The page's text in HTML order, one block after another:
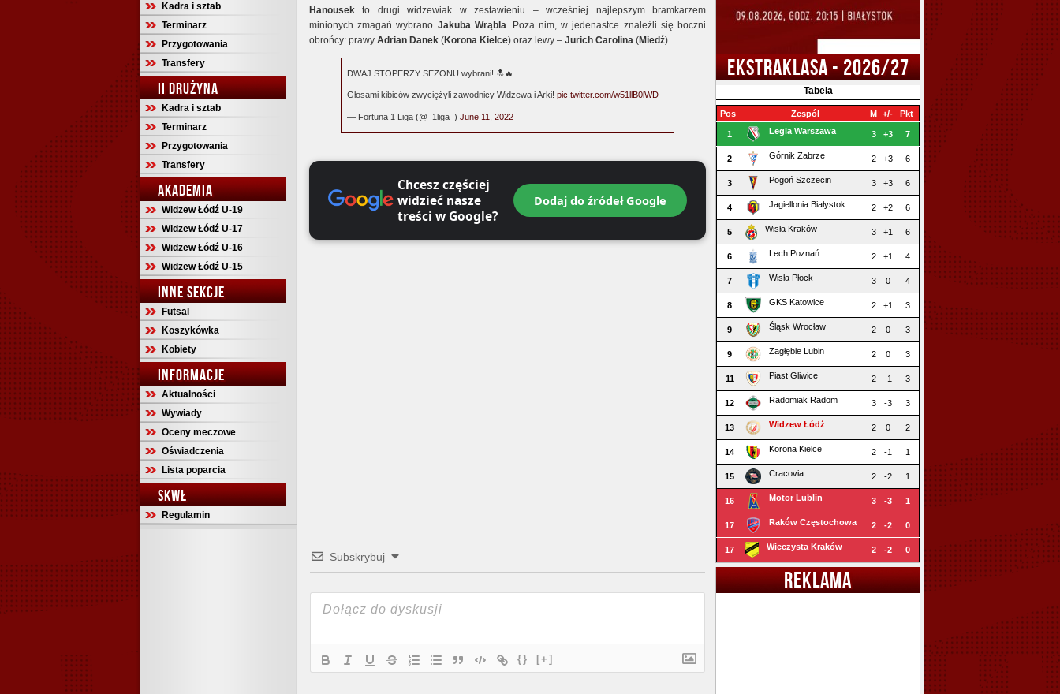
Kadra i sztab
Terminarz
Przygotowania
Transfery
II DRUŻYNA
Kadra i sztab
Terminarz
Przygotowania
Transfery
AKADEMIA
Widzew Łódź U-19
Widzew Łódź U-17
Widzew Łódź U-16
Widzew Łódź U-15
INNE SEKCJE
Futsal
Koszykówka
Kobiety
INFORMACJE
Aktualności
Wywiady
Oceny meczowe
Oświadczenia
Lista poparcia
SKWŁ
Regulamin
Hanousek to drugi widzewiak w zestawieniu – wcześniej najlepszym bramkarzem
minionych zmagań wybrano Jakuba Wrąbla. Poza nim, w jedenastce znaleźli się boczni
obrońcy: prawy Adrian Danek (Korona Kielce) oraz lewy – Jurich Carolina (Miedź).
DWAJ STOPERZY SEZONU wybrani! 🔝🔥
Głosami kibiców zwyciężyli zawodnicy Widzewa i Arki! pic.twitter.com/w51llB0lWD
— Fortuna 1 Liga (@_1liga_) June 11, 2022
Chcesz częściej
widzieć nasze
treści w Google?
Dodaj do źródeł Google
Subskrybuj
{} [+]
EKSTRAKLASA - 2026/27
Tabela
Pos Zespół M +/- Pkt
1 Legia Warszawa 3 +3 7
2 Górnik Zabrze 2 +3 6
3 Pogoń Szczecin 3 +3 6
4 Jagiellonia Białystok 2 +2 6
5 Wisła Kraków 3 +1 6
6 Lech Poznań 2 +1 4
7 Wisła Płock 3 0 4
8 GKS Katowice 2 +1 3
9 Śląsk Wrocław 2 0 3
9 Zagłębie Lubin 2 0 3
11 Piast Gliwice 2 -1 3
12 Radomiak Radom 3 -3 3
13 Widzew Łódź 2 0 2
14 Korona Kielce 2 -1 1
15 Cracovia 2 -2 1
16 Motor Lublin 3 -3 1
17 Raków Częstochowa 2 -2 0
17 Wieczysta Kraków 2 -2 0
REKLAMA